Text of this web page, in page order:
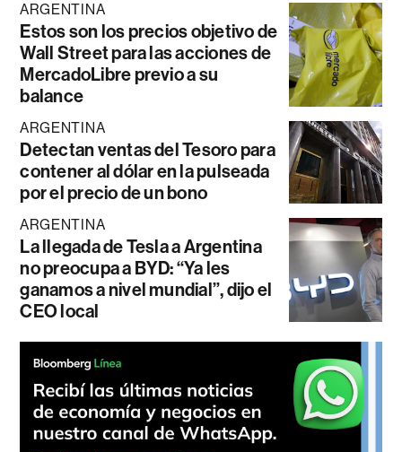
ARGENTINA
Estos son los precios objetivo de
Wall Street para las acciones de
MercadoLibre previo a su
balance
ARGENTINA
Detectan ventas del Tesoro para
contener al dólar en la pulseada
por el precio de un bono
ARGENTINA
La llegada de Tesla a Argentina
no preocupa a BYD: “Ya les
ganamos a nivel mundial”, dijo el
CEO local